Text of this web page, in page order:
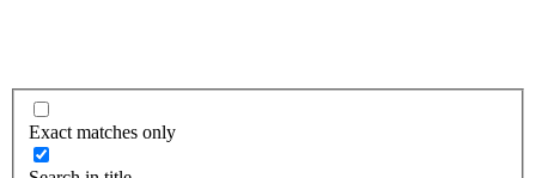
Exact matches only